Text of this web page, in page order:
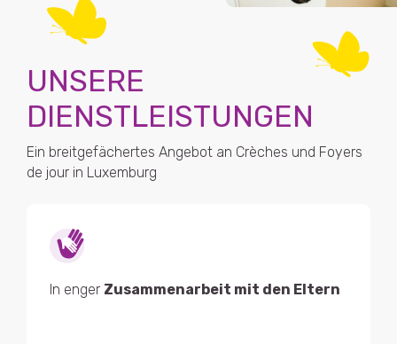
UNSERE
DIENSTLEISTUNGEN
Ein breitgefächertes Angebot an Crèches und Foyers
de jour in Luxemburg
In enger Zusammenarbeit mit den Eltern